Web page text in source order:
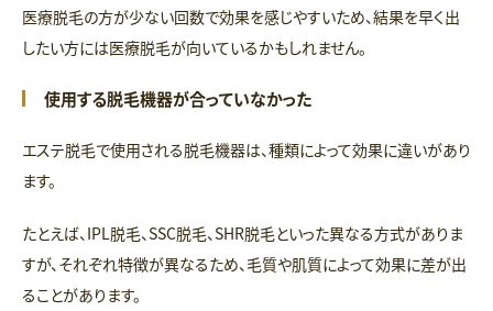
医療脱毛の方が少ない回数で効果を感じやすいため、結果を早く出
したい方には医療脱毛が向いているかもしれません。
使用する脱毛機器が合っていなかった
エステ脱毛で使用される脱毛機器は、種類によって効果に違いがあり
ます。
たとえば、IPL脱毛、SSC脱毛、SHR脱毛といった異なる方式がありま
すが、それぞれ特徴が異なるため、毛質や肌質によって効果に差が出
ることがあります。